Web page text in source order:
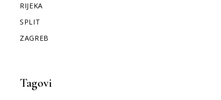
RIJEKA
SPLIT
ZAGREB
Tagovi